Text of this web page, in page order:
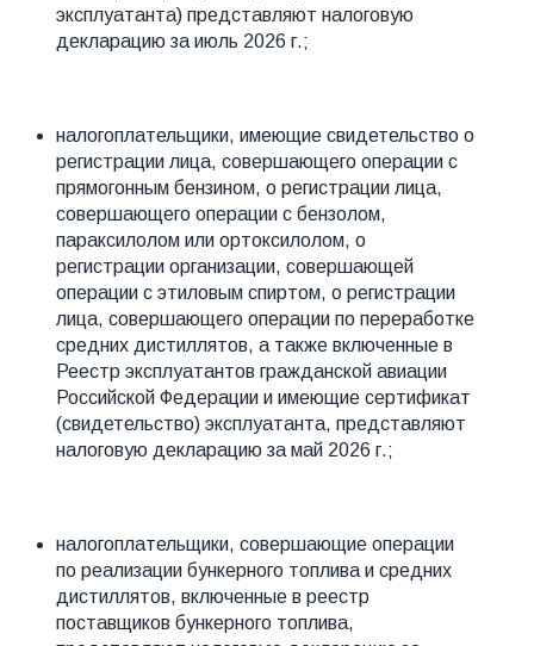
эксплуатанта) представляют налоговую
декларацию за июль 2026 г.;
налогоплательщики, имеющие свидетельство о
регистрации лица, совершающего операции с
прямогонным бензином, о регистрации лица,
совершающего операции с бензолом,
параксилолом или ортоксилолом, о
регистрации организации, совершающей
операции с этиловым спиртом, о регистрации
лица, совершающего операции по переработке
средних дистиллятов, а также включенные в
Реестр эксплуатантов гражданской авиации
Российской Федерации и имеющие сертификат
(свидетельство) эксплуатанта, представляют
налоговую декларацию за май 2026 г.;
налогоплательщики, совершающие операции
по реализации бункерного топлива и средних
дистиллятов, включенные в реестр
поставщиков бункерного топлива,